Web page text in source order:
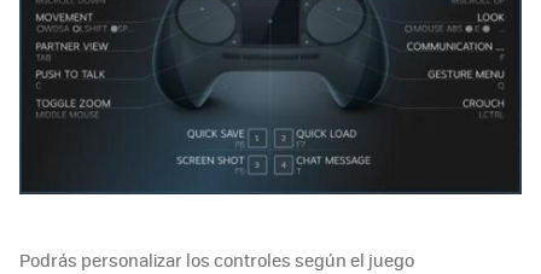
Podrás personalizar los controles según el juego